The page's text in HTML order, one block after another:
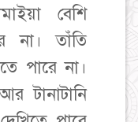
বেশি
না। তাঁতি
পারে না।
টানাটানি